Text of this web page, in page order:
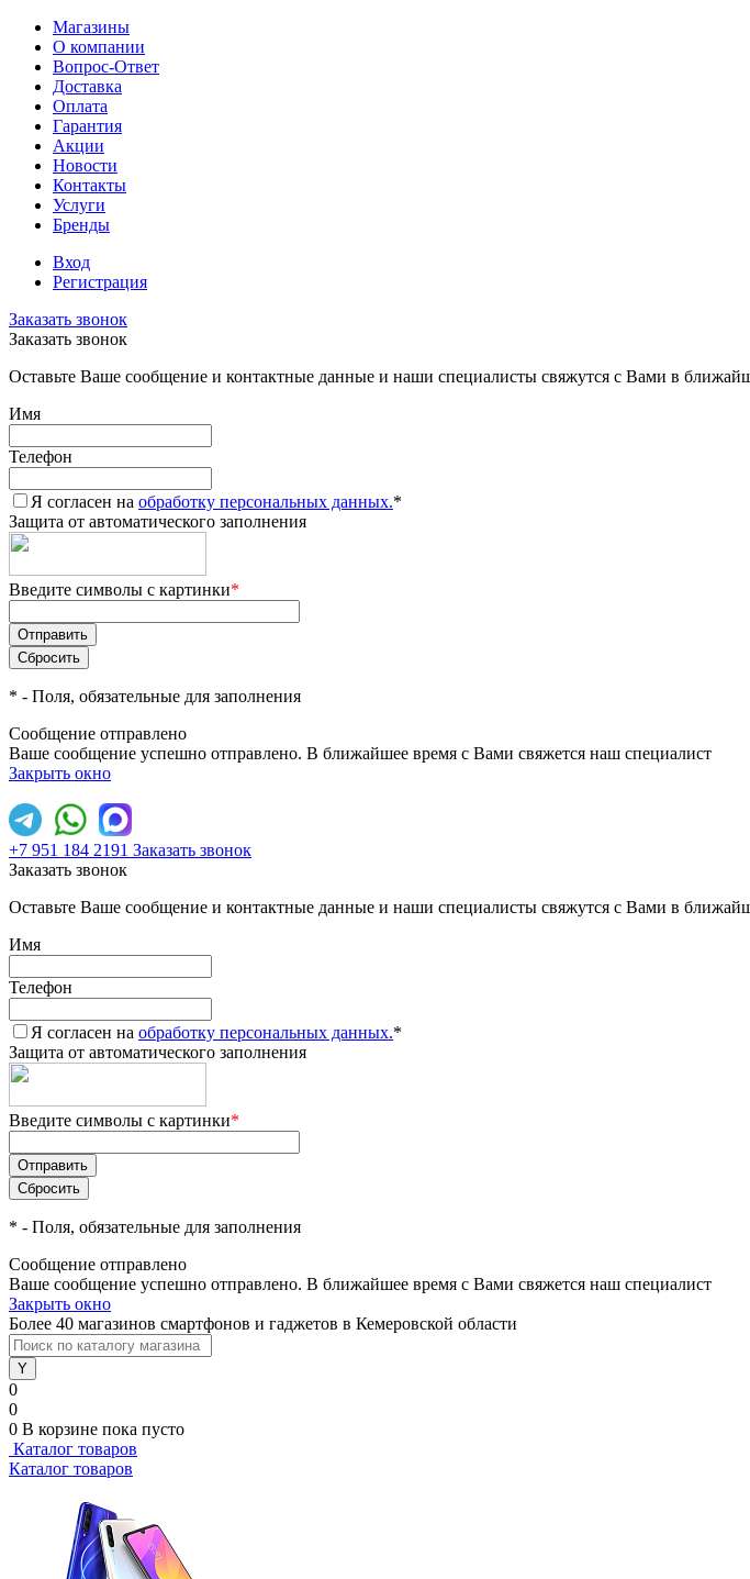
Магазины
О компании
Вопрос-Ответ
Доставка
Оплата
Гарантия
Акции
Новости
Контакты
Услуги
Бренды
Вход
Регистрация
Заказать звонок
Заказать звонок
Оставьте Ваше сообщение и контактные данные и наши специалисты свяжутся с Вами в
Имя
Телефон
Я согласен на обработку персональных данных.*
Защита от автоматического заполнения
Введите символы с картинки*
* - Поля, обязательные для заполнения
Сообщение отправлено
Ваше сообщение успешно отправлено. В ближайшее время с Вами свяжется наш специалист
Закрыть окно
+7 951 184 2191 Заказать звонок
Заказать звонок
Оставьте Ваше сообщение и контактные данные и наши специалисты свяжутся с Вами в
Имя
Телефон
Я согласен на обработку персональных данных.*
Защита от автоматического заполнения
Введите символы с картинки*
* - Поля, обязательные для заполнения
Сообщение отправлено
Ваше сообщение успешно отправлено. В ближайшее время с Вами свяжется наш специалист
Закрыть окно
Более 40 магазинов смартфонов и гаджетов в Кемеровской области
0
0
0 В корзине пока пусто
Каталог товаров
Каталог товаров